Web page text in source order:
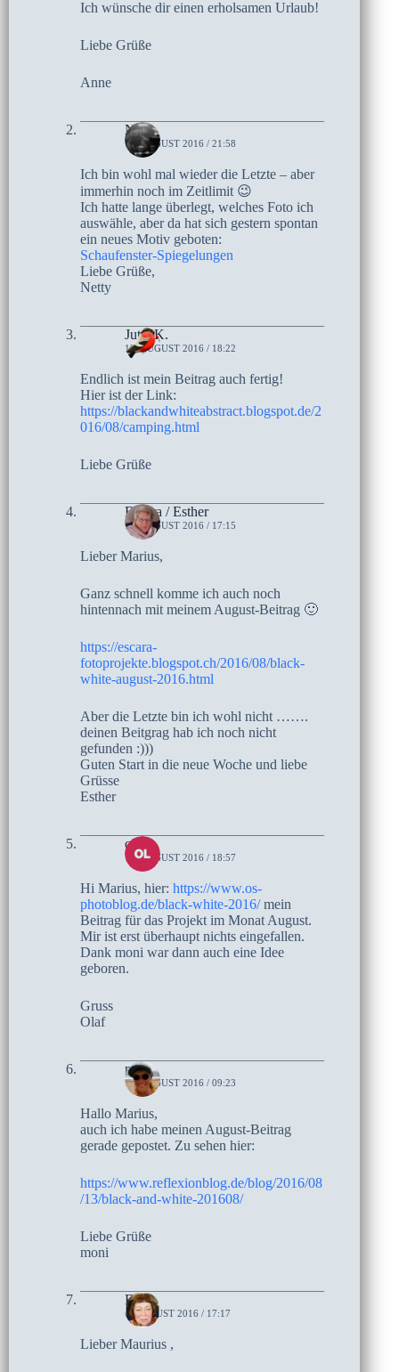
Ich wünsche dir einen erholsamen Urlaub!
Liebe Grüße
Anne
Netty
15. AUGUST 2016 / 21:58
Ich bin wohl mal wieder die Letzte – aber
immerhin noch im Zeitlimit 😉
Ich hatte lange überlegt, welches Foto ich
auswähle, aber da hat sich gestern spontan
ein neues Motiv geboten:
Schaufenster-Spiegelungen
Liebe Grüße,
Netty
Jutta K.
15. AUGUST 2016 / 18:22
Endlich ist mein Beitrag auch fertig!
Hier ist der Link:
https://blackandwhiteabstract.blogspot.de/2
016/08/camping.html
Liebe Grüße
Escara / Esther
14. AUGUST 2016 / 17:15
Lieber Marius,
Ganz schnell komme ich auch noch
hintennach mit meinem August-Beitrag 🙂
https://escara-
fotoprojekte.blogspot.ch/2016/08/black-
white-august-2016.html
Aber die Letzte bin ich wohl nicht …….
deinen Beitgrag hab ich noch nicht
gefunden :)))
Guten Start in die neue Woche und liebe
Grüsse
Esther
olaf
13. AUGUST 2016 / 18:57
Hi Marius, hier: https://www.os-
photoblog.de/black-white-2016/mein
Beitrag für das Projekt im Monat August.
Mir ist erst überhaupt nichts eingefallen.
Dank moni war dann auch eine Idee
geboren.
Gruss
Olaf
moni
13. AUGUST 2016 / 09:23
Hallo Marius,
auch ich habe meinen August-Beitrag
gerade gepostet. Zu sehen hier:
https://www.reflexionblog.de/blog/2016/08
/13/black-and-white-201608/
Liebe Grüße
moni
Elke
6. AUGUST 2016 / 17:17
Lieber Maurius ,